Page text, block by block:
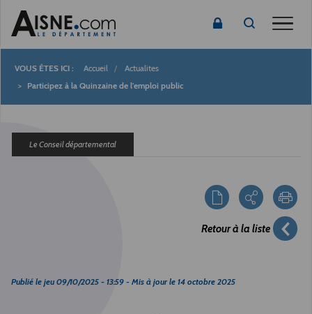
Fil
Accueil
Actualites
Participez à la Quinzaine de l'emploi public
Le Conseil départemental
Retour à la liste
Publié le jeu 09/10/2025 - 13:59 - Mis à jour le 14 octobre 2025